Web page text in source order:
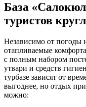
База
туристов
Независимо от погоды
отапливаемые
с полным набором
утвари и средств
турбазе зависят от
выгоднее, но отдых
можно: